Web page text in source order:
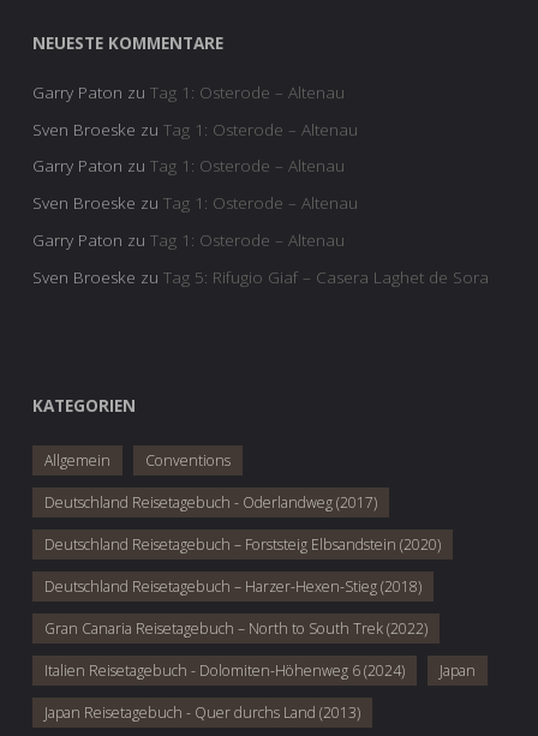
NEUESTE KOMMENTARE
Garry Paton zu Tag 1: Osterode – Altenau
Sven Broeske zu Tag 1: Osterode – Altenau
Garry Paton zu Tag 1: Osterode – Altenau
Sven Broeske zu Tag 1: Osterode – Altenau
Garry Paton zu Tag 1: Osterode – Altenau
Sven Broeske zu Tag 5: Rifugio Giaf – Casera Laghet de Sora
KATEGORIEN
Allgemein Conventions
Deutschland Reisetagebuch - Oderlandweg (2017)
Deutschland Reisetagebuch – Forststeig Elbsandstein (2020)
Deutschland Reisetagebuch – Harzer-Hexen-Stieg (2018)
Gran Canaria Reisetagebuch – North to South Trek (2022)
Italien Reisetagebuch - Dolomiten-Höhenweg 6 (2024) Japan
Japan Reisetagebuch - Quer durchs Land (2013)